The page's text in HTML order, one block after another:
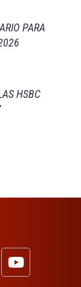
PARA
HSBC